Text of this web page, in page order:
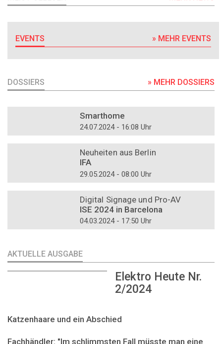
EVENTS » MEHR EVENTS
DOSSIERS » MEHR DOSSIERS
Smarthome
24.07.2024 - 16:08 Uhr
Neuheiten aus Berlin
IFA
29.05.2024 - 08:00 Uhr
Digital Signage und Pro-AV
ISE 2024 in Barcelona
04.03.2024 - 17:50 Uhr
AKTUELLE AUSGABE
Elektro Heute Nr.
2/2024
Katzenhaare und ein Abschied
Fachhändler: "Im schlimmsten Fall müsste man eine